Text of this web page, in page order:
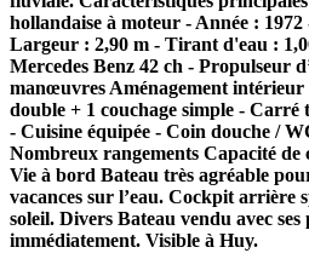
hollandaise à moteur - Année :
Largeur : 2,90 m - Tirant d'eau :
Mercedes Benz 42 ch - Propulseur
manœuvres Aménagement intérieur
double + 1 couchage simple - Carré
- Cuisine équipée - Coin douche /
Nombreux rangements Capacité de
Vie à bord Bateau très agréable
vacances sur l’eau. Cockpit arrière
soleil. Divers Bateau vendu avec
immédiatement. Visible à Huy.